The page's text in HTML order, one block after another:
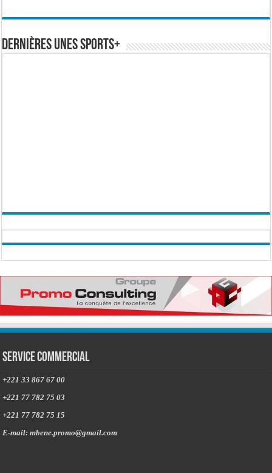
Dernières Unes Sports+
Service commercial
+221 33 867 67 00
+221 77 782 75 03
+221 77 782 75 15
E-mail: mbene.promo@gmail.com